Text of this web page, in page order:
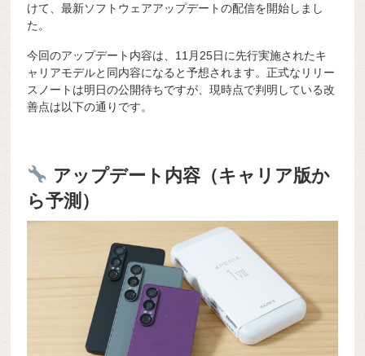
けて、最新ソフトウェアアップデートの配信を開始しまし
た。
今回のアップデート内容は、11月25日に先行実施されたキ
ャリアモデルと同内容になると予想されます。正式なリリー
スノートは明日の公開待ちですが、現時点で判明している改
善点は以下の通りです。
アップデート内容（キャリア版か
ら予測）